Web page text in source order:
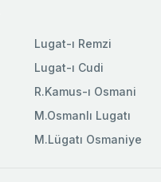
Lugat-ı Remzi
Lugat-ı Cudi
R.Kamus-ı Osmani
M.Osmanlı Lugatı
M.Lügatı Osmaniye